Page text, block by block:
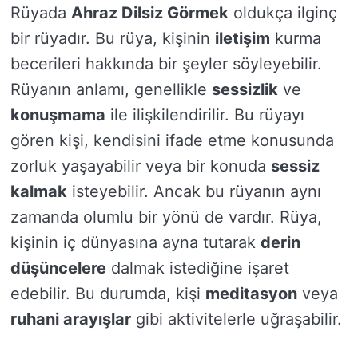
Rüyada Ahraz Dilsiz Görmek oldukça ilginç
bir rüyadır. Bu rüya, kişinin iletişim kurma
becerileri hakkında bir şeyler söyleyebilir.
Rüyanın anlamı, genellikle sessizlik ve
konuşmama ile ilişkilendirilir. Bu rüyayı
gören kişi, kendisini ifade etme konusunda
zorluk yaşayabilir veya bir konuda sessiz
kalmak isteyebilir. Ancak bu rüyanın aynı
zamanda olumlu bir yönü de vardır. Rüya,
kişinin iç dünyasına ayna tutarak derin
düşüncelere dalmak istediğine işaret
edebilir. Bu durumda, kişi meditasyon veya
ruhani arayışlar gibi aktivitelerle uğraşabilir.